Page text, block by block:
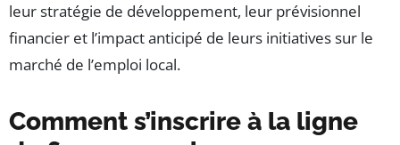
leur stratégie de développement, leur prévisionnel
financier et l’impact anticipé de leurs initiatives sur le
marché de l’emploi local.
Comment s’inscrire à la ligne